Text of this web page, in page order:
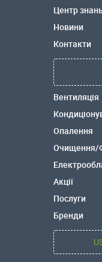
Центр
Новини
Контакти
Вентиляція
Опалення
Очищення/
Акції
Послуги
Бренди